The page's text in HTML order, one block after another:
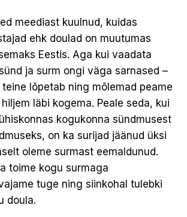
meediast kuulnud, kuidas
ehk doulad on muutumas
Eestis. Aga kui vaadata
ja surm ongi väga sarnased –
lõpetab ning mõlemad peame
läbi kogema. Peale seda, kui
kogukonna sündmusest
on ka surijad jäänud üksi
oleme surmast eemaldunud.
toime kogu surmaga
tuge ning siinkohal tulebki
doula.